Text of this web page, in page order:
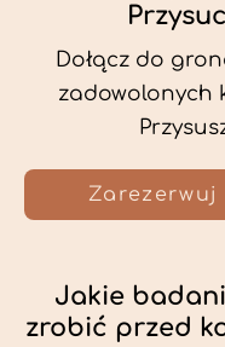
Dołącz do
zadowolonych
Zarezerwuj
Jakie
zrobić przed